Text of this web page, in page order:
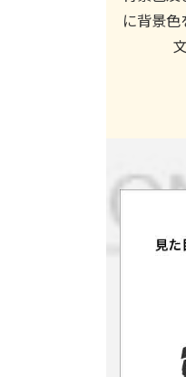
に背景色